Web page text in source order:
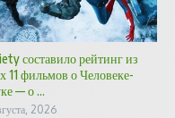
составило рейтинг из
11 фильмов о Человеке-
— о ...
2026